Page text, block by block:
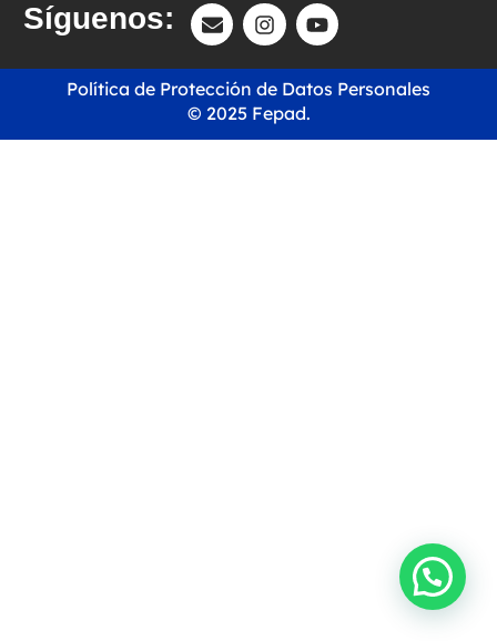
Síguenos:
© 2025 Fepad.
Política de Protección de Datos Personales